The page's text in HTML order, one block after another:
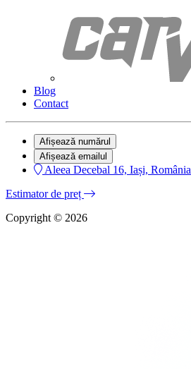
Blog
Contact
Afișează numărul
Afișează emailul
Aleea Decebal 16, Iași, România
Estimator de preț
Copyright © 2026